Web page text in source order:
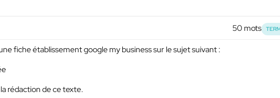
50 mots
fiche établissement google my business sur le sujet suivant :
rédaction de ce texte.